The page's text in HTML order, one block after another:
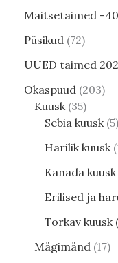
Maitsetaimed -
Püsikud 72
UUED taimed
Okaspuud 203
Kuusk 35
Sebia kuusk 5
Harilik kuusk
Kanada kuusk
Erilised ja
Torkav kuusk
Mägimänd 17